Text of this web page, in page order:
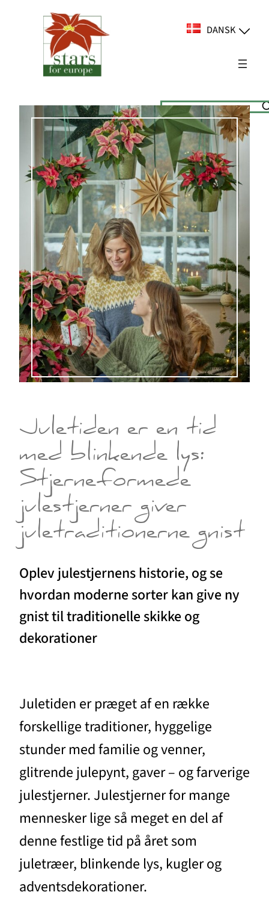
DANSK
Suchen
Juletiden er en tid
med blinkende lys:
Stjerneformede
julestjerner giver
juletraditionerne gnist
Oplev julestjernens historie, og se
hvordan moderne sorter kan give ny
gnist til traditionelle skikke og
dekorationer
Juletiden er præget af en række
forskellige traditioner, hyggelige
stunder med familie og venner,
glitrende julepynt, gaver – og farverige
julestjerner. Julestjerner for mange
mennesker lige så meget en del af
denne festlige tid på året som
juletræer, blinkende lys, kugler og
adventsdekorationer.